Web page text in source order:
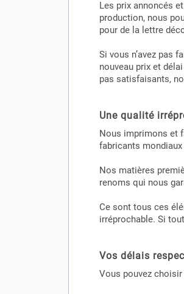
Les prix annoncés
production, nous
pour de la lettre
Si vous n’avez pas
nouveau prix et
pas satisfaisants,
Une qualité
Nous imprimons et
fabricants
Nos matières
renoms qui nous
Ce sont tous ces
irréprochable. Si
Vos délais
Vous pouvez